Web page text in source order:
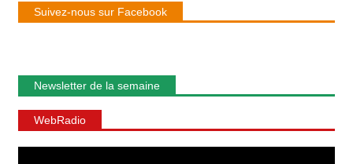
Suivez-nous sur Facebook
Newsletter de la semaine
WebRadio